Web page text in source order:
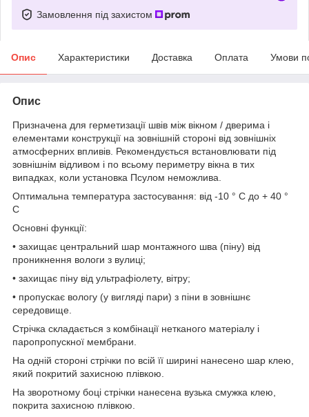
Замовлення під захистом
Опис Характеристики Доставка Оплата Умови
Опис
Призначена для герметизації швів між вікном / дверима і
елементами конструкції на зовнішній стороні від зовнішніх
атмосферних впливів. Рекомендується встановлювати під
зовнішнім відливом і по всьому периметру вікна в тих
випадках, коли установка Псулом неможлива.
Оптимальна температура застосування: від -10 ° С до + 40 °
С
Основні функції:
• захищає центральний шар монтажного шва (піну) від
проникнення вологи з вулиці;
• захищає піну від ультрафіолету, вітру;
• пропускає вологу (у вигляді пари) з піни в зовнішнє
середовище.
Стрічка складається з комбінації нетканого матеріалу і
паропропускної мембрани.
На одній стороні стрічки по всій її ширині нанесено шар клею,
який покритий захисною плівкою.
На зворотному боці стрічки нанесена вузька смужка клею,
покрита захисною плівкою.